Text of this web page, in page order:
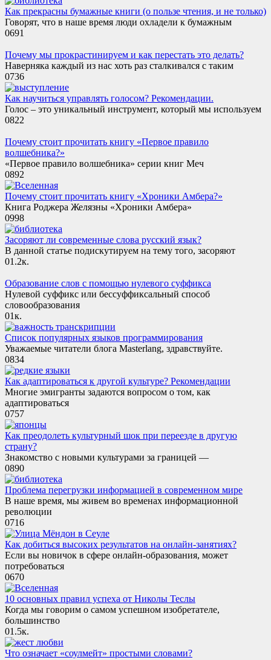
Как прекрасны бумажные книги (о пользе чтения, и не только)
Говорят, что в наше время люди охладели к бумажным
0691
Почему мы прокрастинируем и как перестать это делать?
Наверняка каждый из нас хоть раз сталкивался с таким
0736
Как научиться управлять голосом? Рекомендации.
Голос – это уникальный инструмент, который мы используем
0822
Почему стоит прочитать книгу «Первое правило
волшебника?»
«Первое правило волшебника» серии книг Меч
0892
Почему стоит прочитать книгу «Хроники Амбера?»
Книга Роджера Желязны «Хроники Амбера»
0998
Засоряют ли современные слова русский язык?
В данной статье подискутируем на тему того, засоряют
01.2к.
Образование слов с помощью нулевого суффикса
Нулевой суффикс или бессуффиксальный способ
словообразования
01к.
Список популярных языков программирования
Уважаемые читатели блога Masterlang, здравствуйте.
0834
Как адаптироваться к другой культуре? Рекомендации
Многие эмигранты задаются вопросом о том, как
адаптироваться
0757
Как преодолеть культурный шок при переезде в другую
страну?
Знакомство с новыми культурами за границей —
0890
Проблема перегрузки информацией в современном мире
В наше время, мы живем во временах информационной
революции
0716
Как добиться высоких результатов на онлайн-занятиях?
Если вы новичок в сфере онлайн-образования, может
потребоваться
0670
10 основных правил успеха от Николы Теслы
Когда мы говорим о самом успешном изобретателе,
большинство
01.5к.
Что означает «соулмейт» простыми словами?